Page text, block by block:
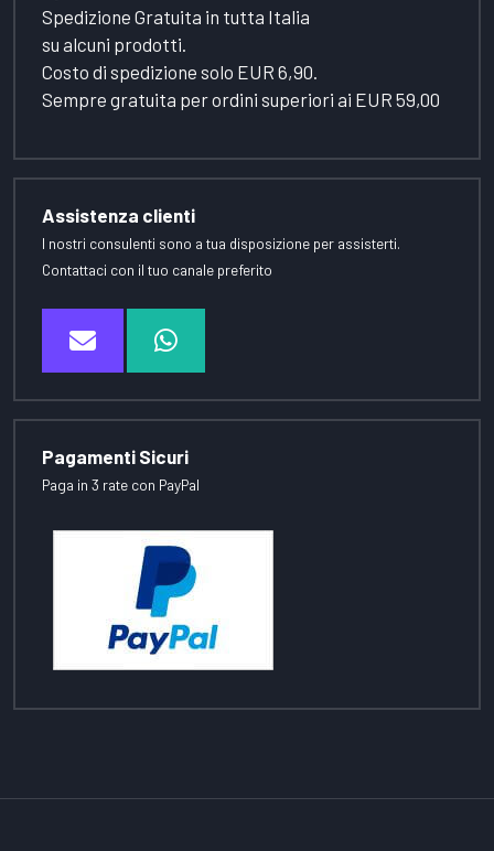
Spedizione Gratuita in tutta Italia
su alcuni prodotti.
Costo di spedizione solo EUR 6,90.
Sempre gratuita per ordini superiori ai EUR 59,00
Assistenza clienti
I nostri consulenti sono a tua disposizione per assisterti.
Contattaci con il tuo canale preferito
Pagamenti Sicuri
Paga in 3 rate con PayPal